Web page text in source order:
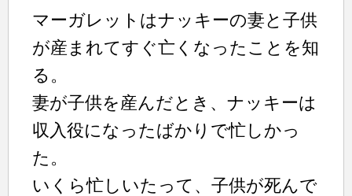
マーガレットはナッキーの妻と子供
が産まれてすぐ亡くなったことを知
る。
妻が子供を産んだとき、ナッキーは
収入役になったばかりで忙しかっ
た。
いくら忙しいたって、子供が死んで